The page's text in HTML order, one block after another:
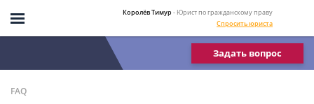
Королёв Тимур- Юрист по гражданскому праву
Спросить юриста
Задать вопрос
FAQ